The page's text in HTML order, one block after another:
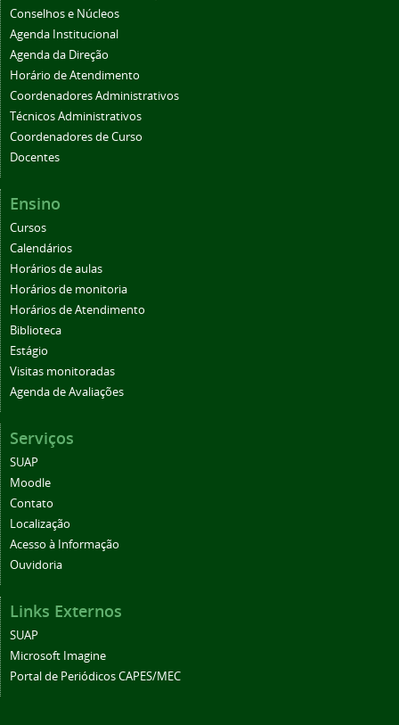
Conselhos e Núcleos
Agenda Institucional
Agenda da Direção
Horário de Atendimento
Coordenadores Administrativos
Técnicos Administrativos
Coordenadores de Curso
Docentes
Ensino
Cursos
Calendários
Horários de aulas
Horários de monitoria
Horários de Atendimento
Biblioteca
Estágio
Visitas monitoradas
Agenda de Avaliações
Serviços
SUAP
Moodle
Contato
Localização
Acesso à Informação
Ouvidoria
Links Externos
SUAP
Microsoft Imagine
Portal de Periódicos CAPES/MEC